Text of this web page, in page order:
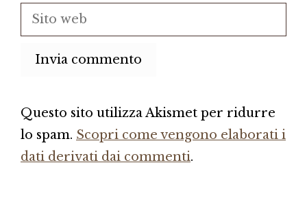
Sito
web
Questo sito utilizza Akismet per ridurre
lo spam. Scopri come vengono elaborati i
dati derivati dai commenti.